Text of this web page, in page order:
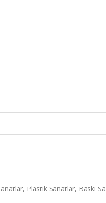
Plastik Sanatlar, Baskı